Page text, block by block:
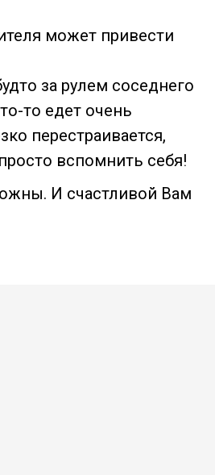
может привести
за рулем соседнего
то едет очень
перестраивается,
вспомнить себя!
И счастливой Вам